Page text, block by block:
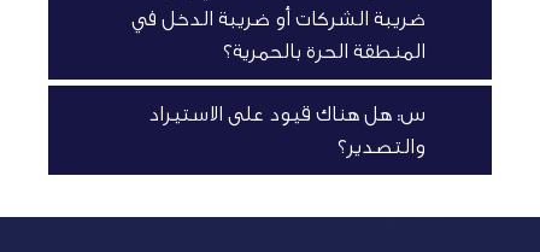
ضريبة الشركات أو ضريبة الدخل في
المنطقة الحرة بالحمرية؟
س: هل هناك قيود على الاستيراد
والتصدير؟